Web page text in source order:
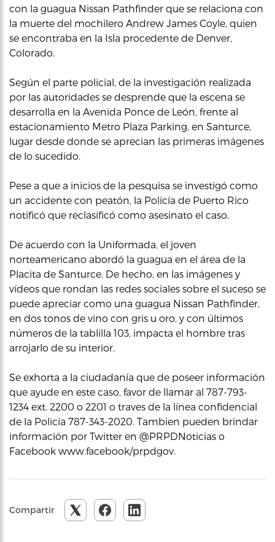
con la guagua Nissan Pathfinder que se relaciona con
la muerte del mochilero Andrew James Coyle, quien
se encontraba en la Isla procedente de Denver,
Colorado.
Según el parte policial, de la investigación realizada
por las autoridades se desprende que la escena se
desarrolla en la Avenida Ponce de León, frente al
estacionamiento Metro Plaza Parking, en Santurce,
lugar desde donde se aprecian las primeras imágenes
de lo sucedido.
Pese a que a inicios de la pesquisa se investigó como
un accidente con peatón, la Policía de Puerto Rico
notificó que reclasificó como asesinato el caso.
De acuerdo con la Uniformada, el joven
norteamericano abordó la guagua en el área de la
Placita de Santurce. De hecho, en las imágenes y
vídeos que rondan las redes sociales sobre el suceso se
puede apreciar como una guagua Nissan Pathfinder,
en dos tonos de vino con gris u oro, y con últimos
números de la tablilla 103, impacta el hombre tras
arrojarlo de su interior.
Se exhorta a la ciudadanía que de poseer información
que ayude en este caso, favor de llamar al 787-793-
1234 ext. 2200 o 2201 o traves de la línea confidencial
de la Policía 787-343-2020. Tambien pueden brindar
información por Twitter en @PRPDNoticias o
Facebook www.facebook/prpdgov.
Compartir